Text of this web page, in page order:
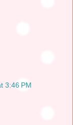
3:46 PM